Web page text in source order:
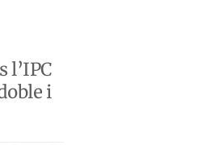
l’IPC
i